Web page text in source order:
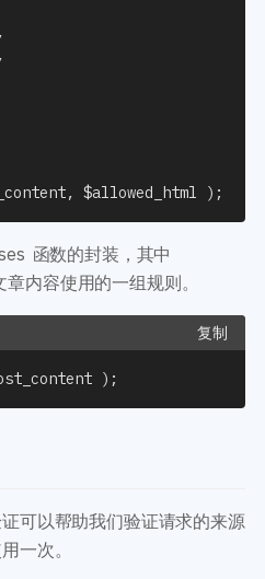
,
,
, $allowed_html ) ;
函数的封装，其中
章内容使用的一组规则。
复制
) ;
可以帮助我们验证请求的来源
一次。